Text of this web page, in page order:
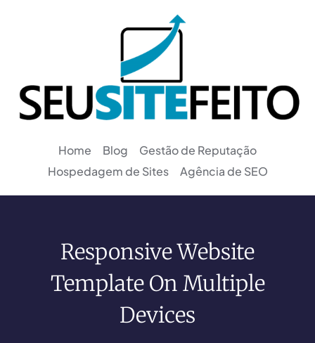
Home Blog
Gestão de Reputação
Hospedagem de Sites
Agência de SEO
Responsive Website
Template On Multiple
Devices